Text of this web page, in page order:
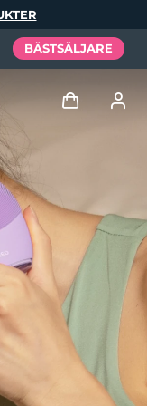
BÄSTSÄLJARE
Användarprofil
Mina enheter
beställningar
Mina adresser
Español
Português
Русский
繁體中文